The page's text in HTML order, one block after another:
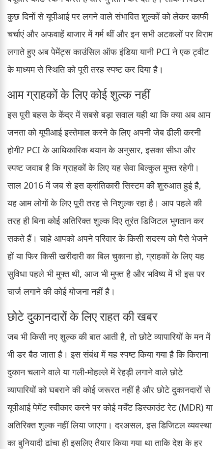
कुछ दिनों से यूपीआई पर लगने वाले संभावित शुल्कों को लेकर काफी
चर्चाएं और अफवाहें बाजार में गर्म थीं और इन सभी अटकलों पर विराम
लगाते हुए अब पेमेंट्स काउंसिल ऑफ इंडिया यानी PCI ने एक ट्वीट
के माध्यम से स्थिति को पूरी तरह स्पष्ट कर दिया है।
आम ग्राहकों के लिए कोई शुल्क नहीं
इस पूरी बहस के केंद्र में सबसे बड़ा सवाल यही था कि क्या अब आम
जनता को यूपीआई इस्तेमाल करने के लिए अपनी जेब ढीली करनी
होगी? PCI के आधिकारिक बयान के अनुसार, इसका सीधा और
स्पष्ट जवाब है कि ग्राहकों के लिए यह सेवा बिल्कुल मुफ्त रहेगी।
साल 2016 में जब से इस क्रांतिकारी सिस्टम की शुरुआत हुई है,
यह आम लोगों के लिए पूरी तरह से निशुल्क रहा है। आप पहले की
तरह ही बिना कोई अतिरिक्त शुल्क दिए तुरंत डिजिटल भुगतान कर
सकते हैं। चाहे आपको अपने परिवार के किसी सदस्य को पैसे भेजने
हों या फिर किसी खरीदारी का बिल चुकाना हो, ग्राहकों के लिए यह
सुविधा पहले भी मुफ्त थी, आज भी मुफ्त है और भविष्य में भी इस पर
चार्ज लगाने की कोई योजना नहीं है।
छोटे दुकानदारों के लिए राहत की खबर
जब भी किसी नए शुल्क की बात आती है, तो छोटे व्यापारियों के मन में
भी डर बैठ जाता है। इस संबंध में यह स्पष्ट किया गया है कि किराना
दुकान चलाने वाले या गली-मोहल्ले में रेहड़ी लगाने वाले छोटे
व्यापारियों को घबराने की कोई जरूरत नहीं है और छोटे दुकानदारों से
यूपीआई पेमेंट स्वीकार करने पर कोई मर्चेंट डिस्काउंट रेट (MDR) या
अतिरिक्त शुल्क नहीं लिया जाएगा। दरअसल, इस डिजिटल व्यवस्था
का बुनियादी ढांचा ही इसलिए तैयार किया गया था ताकि देश के हर